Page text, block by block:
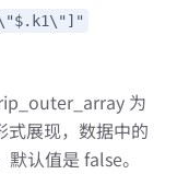
为
展现，数据中的
认值是 false。